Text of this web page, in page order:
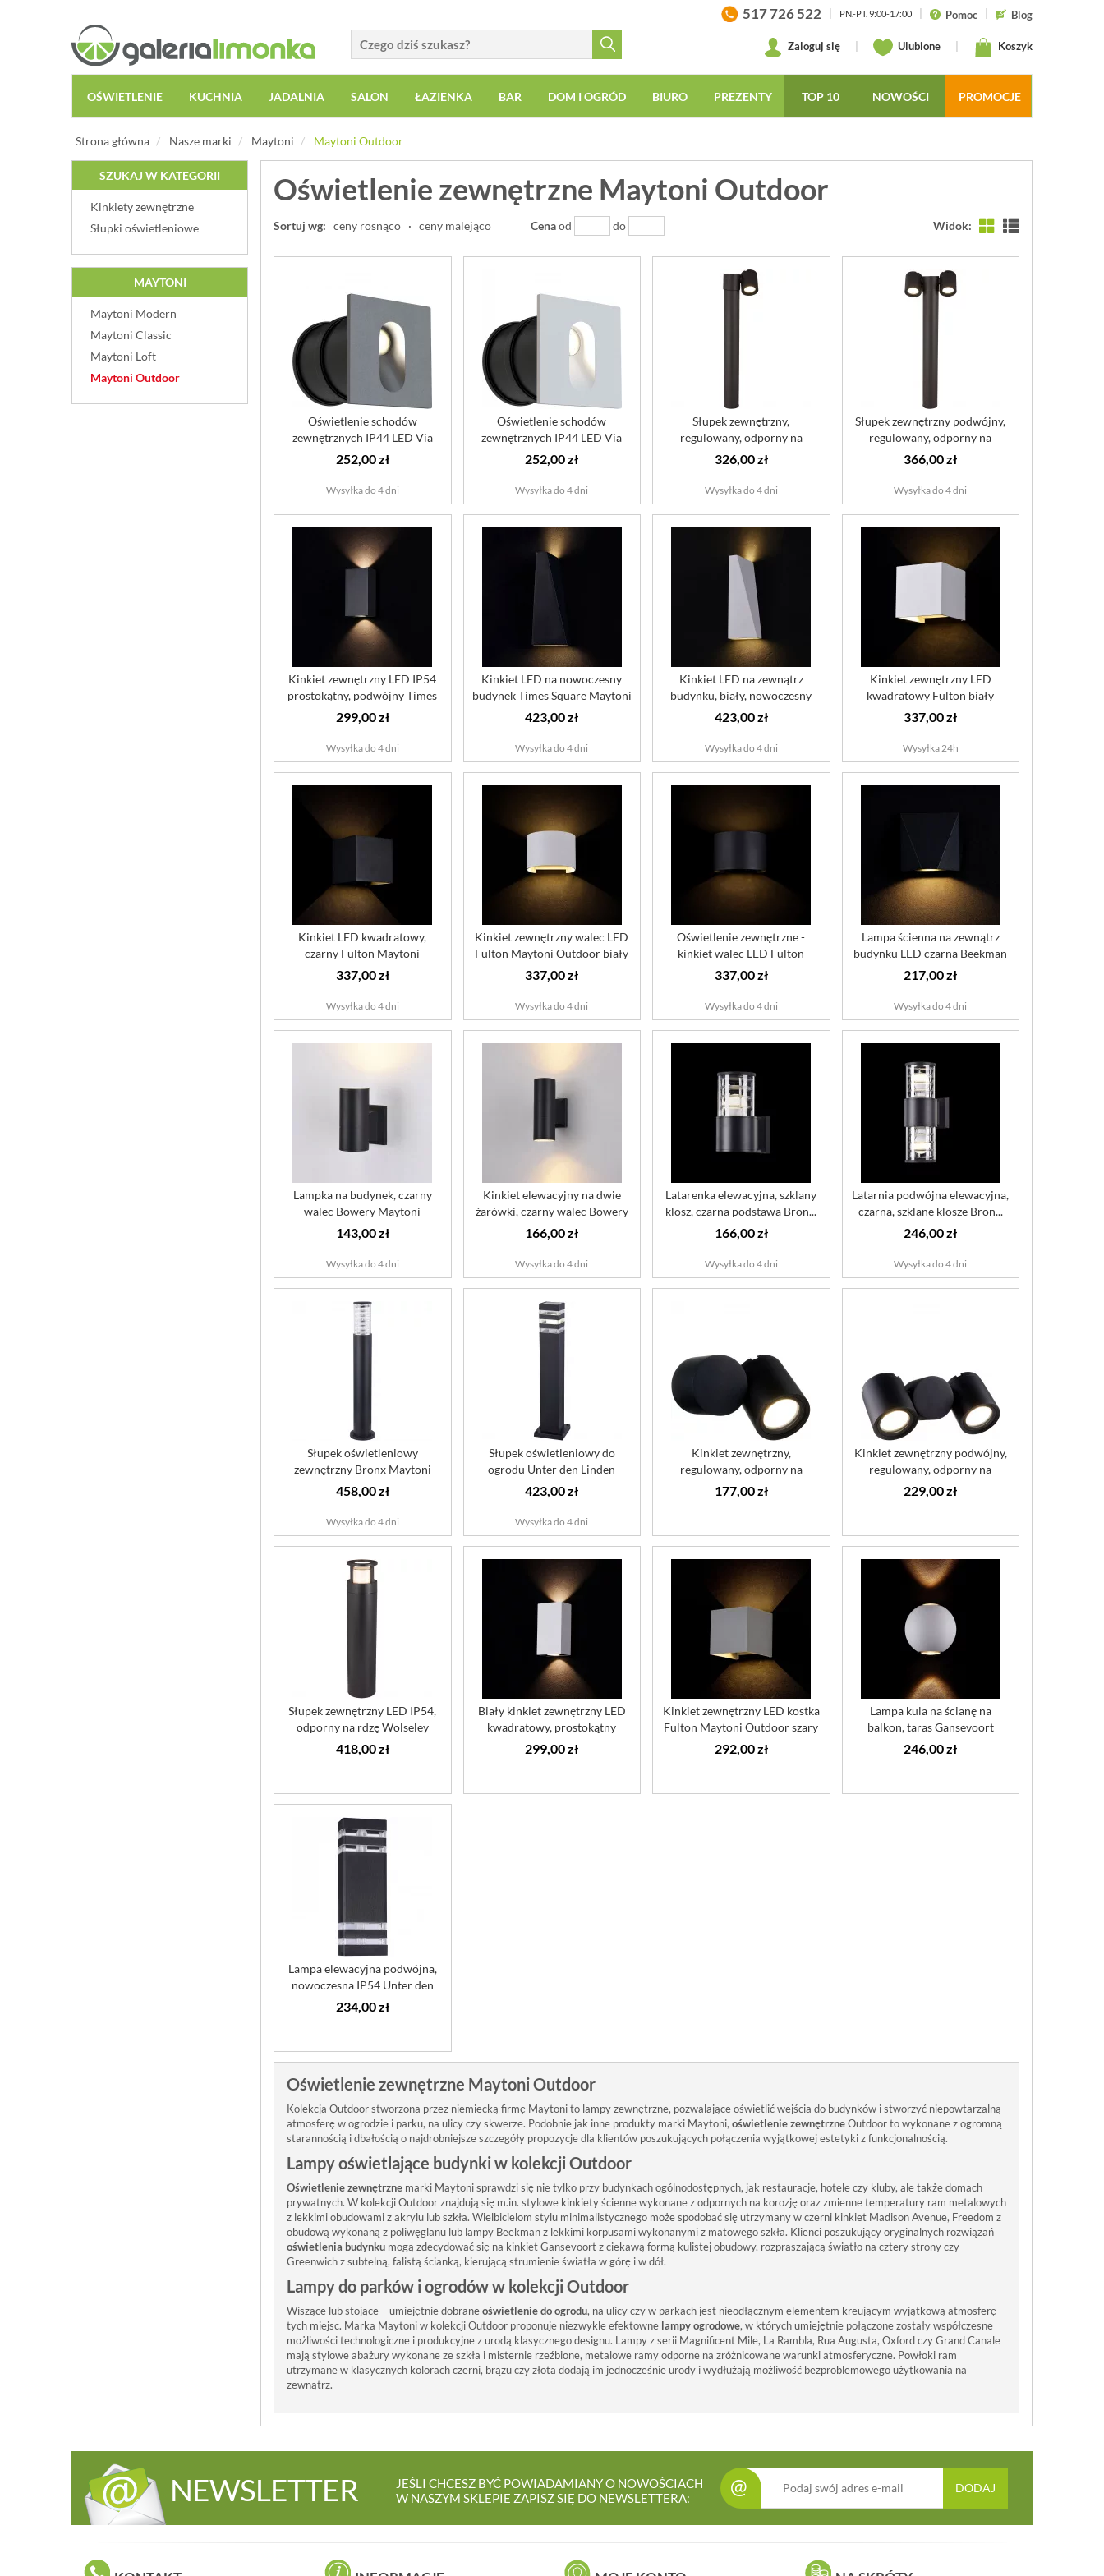
517 726 522 PN.-PT. 9:00-17:00 Pomoc Blog
Zaloguj się Ulubione Koszyk
OŚWIETLENIE KUCHNIA JADALNIA SALON ŁAZIENKA BAR DOM I OGRÓD BIURO PREZENTY TOP 10 NOWOŚCI PROMOCJE
Strona główna Nasze marki Maytoni Maytoni Outdoor
SZUKAJ W KATEGORII
Kinkiety zewnętrzne
Słupki oświetleniowe
MAYTONI
Maytoni Modern
Maytoni Classic
Maytoni Loft
Maytoni Outdoor
Oświetlenie zewnętrzne Maytoni Outdoor
Sortuj wg: ceny rosnąco · ceny malejąco Cenaod do Widok:
Oświetlenie schodów
zewnętrznych IP44 LED Via
Urbana Maytoni
252,00 zł
Wysyłka do 4 dni
Oświetlenie schodów
zewnętrznych IP44 LED Via
Urbana Mayt...
252,00 zł
Wysyłka do 4 dni
Słupek zewnętrzny,
regulowany, odporny na
korozję Wall St...
326,00 zł
Wysyłka do 4 dni
Słupek zewnętrzny podwójny,
regulowany, odporny na
korozj...
366,00 zł
Wysyłka do 4 dni
Kinkiet zewnętrzny LED IP54
prostokątny, podwójny Times
S...
299,00 zł
Wysyłka do 4 dni
Kinkiet LED na nowoczesny
budynek Times Square Maytoni
Ou...
423,00 zł
Wysyłka do 4 dni
Kinkiet LED na zewnątrz
budynku, biały, nowoczesny
Times ...
423,00 zł
Wysyłka do 4 dni
Kinkiet zewnętrzny LED
kwadratowy Fulton biały
Maytoni Ou...
337,00 zł
Wysyłka 24h
Kinkiet LED kwadratowy,
czarny Fulton Maytoni
Outdoor
337,00 zł
Wysyłka do 4 dni
Kinkiet zewnętrzny walec LED
Fulton Maytoni Outdoor biały
337,00 zł
Wysyłka do 4 dni
Oświetlenie zewnętrzne -
kinkiet walec LED Fulton
Maytoni...
337,00 zł
Wysyłka do 4 dni
Lampa ścienna na zewnątrz
budynku LED czarna Beekman
Mayt...
217,00 zł
Wysyłka do 4 dni
Lampka na budynek, czarny
walec Bowery Maytoni
Outdoor
143,00 zł
Wysyłka do 4 dni
Kinkiet elewacyjny na dwie
żarówki, czarny walec Bowery
M...
166,00 zł
Wysyłka do 4 dni
Latarenka elewacyjna, szklany
klosz, czarna podstawa Bron...
166,00 zł
Wysyłka do 4 dni
Latarnia podwójna elewacyjna,
czarna, szklane klosze Bron...
246,00 zł
Wysyłka do 4 dni
Słupek oświetleniowy
zewnętrzny Bronx Maytoni
Outdoor
458,00 zł
Wysyłka do 4 dni
Słupek oświetleniowy do
ogrodu Unter den Linden
Maytoni O...
423,00 zł
Wysyłka do 4 dni
Kinkiet zewnętrzny,
regulowany, odporny na
korozję Wall S...
177,00 zł
Kinkiet zewnętrzny podwójny,
regulowany, odporny na
koroz...
229,00 zł
Słupek zewnętrzny LED IP54,
odporny na rdzę Wolseley
Road...
418,00 zł
Biały kinkiet zewnętrzny LED
kwadratowy, prostokątny
Time...
299,00 zł
Kinkiet zewnętrzny LED kostka
Fulton Maytoni Outdoor szary
292,00 zł
Lampa kula na ścianę na
balkon, taras Gansevoort
Maytoni ...
246,00 zł
Lampa elewacyjna podwójna,
nowoczesna IP54 Unter den
Lind...
234,00 zł
Oświetlenie zewnętrzne Maytoni Outdoor
Kolekcja Outdoor stworzona przez niemiecką firmę Maytoni to lampy zewnętrzne, pozwalające oświetlić wejścia do budynków i stworzyć niepowtarzalną
atmosferę w ogrodzie i parku, na ulicy czy skwerze. Podobnie jak inne produkty marki Maytoni, oświetlenie zewnętrzneOutdoor to wykonane z ogromną
starannością i dbałością o najdrobniejsze szczegóły propozycje dla klientów poszukujących połączenia wyjątkowej estetyki z funkcjonalnością.
Lampy oświetlające budynki w kolekcji Outdoor
Oświetlenie zewnętrzne marki Maytoni sprawdzi się nie tylko przy budynkach ogólnodostępnych, jak restauracje, hotele czy kluby, ale także domach
prywatnych. W kolekcji Outdoor znajdują się m.in. stylowe kinkiety ścienne wykonane z odpornych na korozję oraz zmienne temperatury ram metalowych
z lekkimi obudowami z akrylu lub szkła. Wielbicielom stylu minimalistycznego może spodobać się utrzymany w czerni kinkiet Madison Avenue, Freedom z
obudową wykonaną z poliwęglanu lub lampy Beekman z lekkimi korpusami wykonanymi z matowego szkła. Klienci poszukujący oryginalnych rozwiązań
oświetlenia budynku mogą zdecydować się na kinkiet Gansevoort z ciekawą formą kulistej obudowy, rozpraszającą światło na cztery strony czy
Greenwich z subtelną, falistą ścianką, kierującą strumienie światła w górę i w dół.
Lampy do parków i ogrodów w kolekcji Outdoor
Wiszące lub stojące – umiejętnie dobraneoświetlenie do ogrodu, na ulicy czy w parkach jest nieodłącznym elementem kreującym wyjątkową atmosferę
tych miejsc. Marka Maytoni w kolekcji Outdoor proponuje niezwykle efektowne lampy ogrodowe, w których umiejętnie połączone zostały współczesne
możliwości technologiczne i produkcyjne z urodą klasycznego designu. Lampy z serii Magnificent Mile, La Rambla, Rua Augusta, Oxford czy Grand Canale
mają stylowe abażury wykonane ze szkła i misternie rzeźbione, metalowe ramy odporne na zróżnicowane warunki atmosferyczne. Powłoki ram
utrzymane w klasycznych kolorach czerni, brązu czy złota dodają im jednocześnie urody i wydłużają możliwość bezproblemowego użytkowania na
zewnątrz.
NEWSLETTER
JEŚLI CHCESZ BYĆ POWIADAMIANY O NOWOŚCIACH
W NASZYM SKLEPIE ZAPISZ SIĘ DO NEWSLETTERA:
@ DODAJ